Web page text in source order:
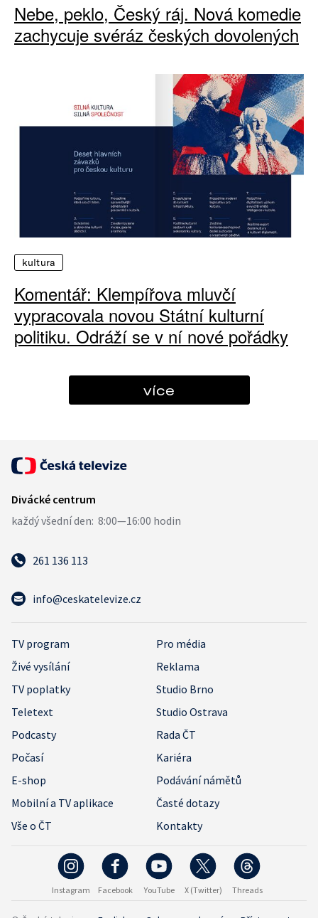
Nebe, peklo, Český ráj. Nová komedie
zachycuje svéráz českých dovolených
kultura
Komentář: Klempířova mluvčí
vypracovala novou Státní kulturní
politiku. Odráží se v ní nové pořádky
více
261 136 113
info@ceskatelevize.cz
TV program
Pro média
Živé vysílání
Reklama
TV poplatky
Studio Brno
Teletext
Studio Ostrava
Podcasty
Rada ČT
Počasí
Kariéra
E-shop
Podávání námětů
Mobilní a TV aplikace
Časté dotazy
Vše o ČT
Kontakty
Instagram Facebook YouTube X (Twitter) Threads